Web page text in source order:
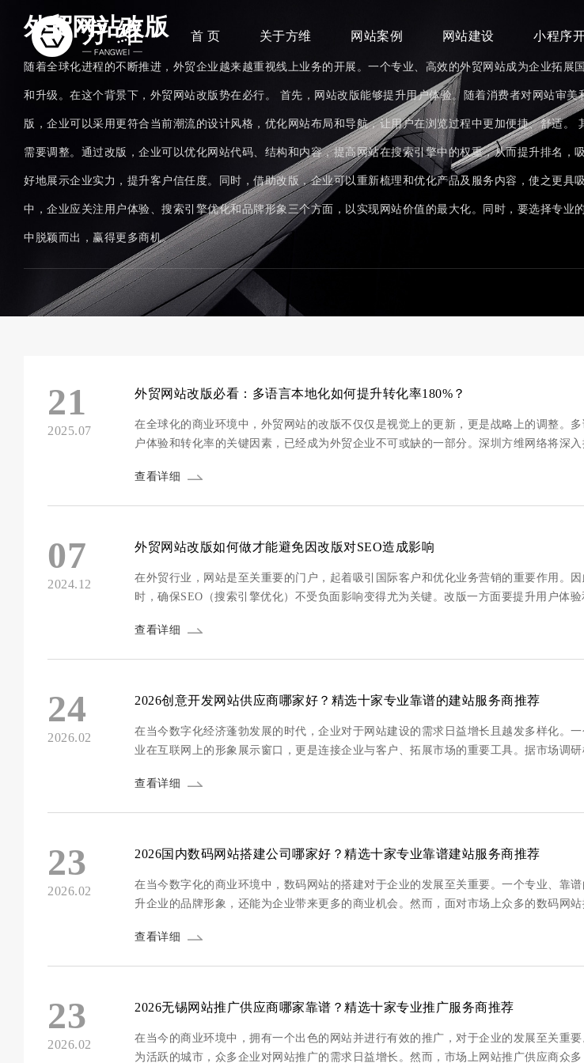
首 页 关于方维 网站案例 网站建设 小程序
外贸网站改版
随着全球化进程的不断推进，外贸企业越来越重视线上业务的开展。一个专业、高效的外贸网站成为企业拓
和升级。在这个背景下，外贸网站改版势在必行。 首先，网站改版能够提升用户体验。随着消费者对网站审
版，企业可以采用更符合当前潮流的设计风格，优化网站布局和导航，让用户在浏览过程中更加便捷、舒适
需要调整。通过改版，企业可以优化网站代码、结构和内容，提高网站在搜索引擎中的权重，从而提升排名
好地展示企业实力，提升客户信任度。同时，借助改版，企业可以重新梳理和优化产品及服务内容，使之更
中，企业应关注用户体验、搜索引擎优化和品牌形象三个方面，以实现网站价值的最大化。同时，要选择专
中脱颖而出，赢得更多商机。
21
2025.07
外贸网站改版必看：多语言本地化如何提升转化率180%？
在全球化的商业环境中，外贸网站的改版不仅仅是视觉上的更新，更是战略上的调整。
户体验和转化率的关键因素，已经成为外贸企业不可或缺的一部分。深圳方维网络将深
是翻...
查看详细
07
2024.12
外贸网站改版如何做才能避免因改版对SEO造成影响
在外贸行业，网站是至关重要的门户，起着吸引国际客户和优化业务营销的重要作用。
时，确保SEO（搜索引擎优化）不受负面影响变得尤为关键。改版一方面要提升用户体
面影响。 首先，进行全面的SEO...
查看详细
24
2026.02
2026创意开发网站供应商哪家好？精选十家专业靠谱的建站服务商推荐
在当今数字化经济蓬勃发展的时代，企业对于网站建设的需求日益增长且越发多样化。
业在互联网上的形象展示窗口，更是连接企业与客户、拓展市场的重要工具。据市场调
如何挑选出最合适...
查看详细
23
2026.02
2026国内数码网站搭建公司哪家好？精选十家专业靠谱建站服务商推荐
在当今数字化的商业环境中，数码网站的搭建对于企业的发展至关重要。一个专业、靠
升企业的品牌形象，还能为企业带来更多的商业机会。然而，面对市场上众多的数码网
序开发、安全防护、...
查看详细
23
2026.02
2026无锡网站推广供应商哪家靠谱？精选十家专业推广服务商推荐
在当今的商业环境中，拥有一个出色的网站并进行有效的推广，对于企业的发展至关重
为活跃的城市，众多企业对网站推广的需求日益增长。然而，市场上网站推广供应商众